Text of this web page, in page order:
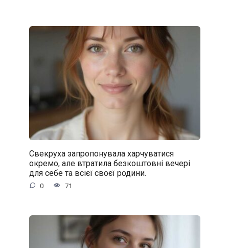
Свекруха запропонувала харчуватися
окремо, але втратила безкоштовні вечері
для себе та всієї своєї родини.
0 71